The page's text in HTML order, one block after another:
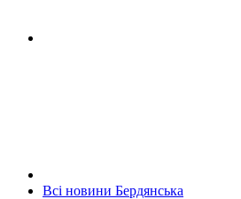
Всі новини Бердянська